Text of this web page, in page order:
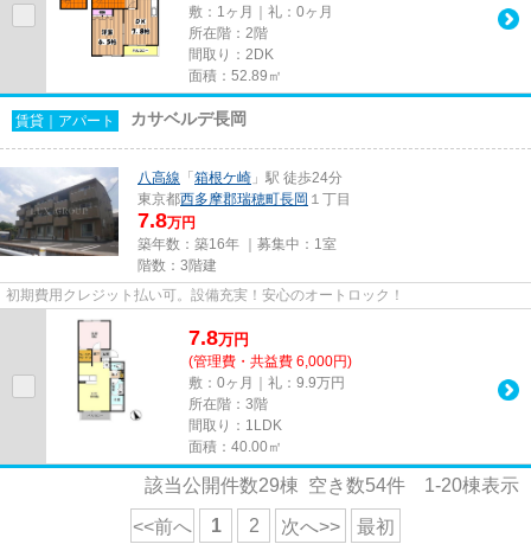
敷：1ヶ月｜礼：0ヶ月
所在階：2階
間取り：2DK
面積：52.89㎡
賃貸｜アパート カサベルデ長岡
八高線 「箱根ケ崎 」駅 徒歩24分
東京都西多摩郡瑞穂町長岡 １丁目
7.8万円
築年数：築16年 ｜募集中： 1室
階数：3階建
初期費用クレジット払い可。設備充実！安心のオートロック！
7.8万円
(管理費・共益費 6,000円)
敷：0ヶ月｜礼：9.9万円
所在階：3階
間取り：1LDK
面積：40.00㎡
該当公開件数29棟 空き数54件 1-20棟表示
<<前へ 1 2 次へ>> 最初